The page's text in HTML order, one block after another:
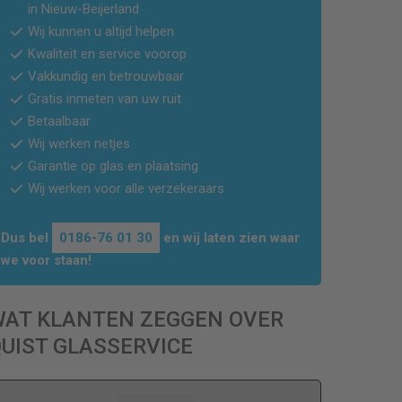
in Nieuw-Beijerland
Wij kunnen u altijd helpen
Kwaliteit en service voorop
Vakkundig en betrouwbaar
Gratis inmeten van uw ruit
Betaalbaar
Wij werken netjes
Garantie op glas en plaatsing
Wij werken voor alle verzekeraars
Dus bel 0186-76 01 30
en wij laten zien waar
we voor staan!
KLANTEN ZEGGEN OVER
GLASSERVICE